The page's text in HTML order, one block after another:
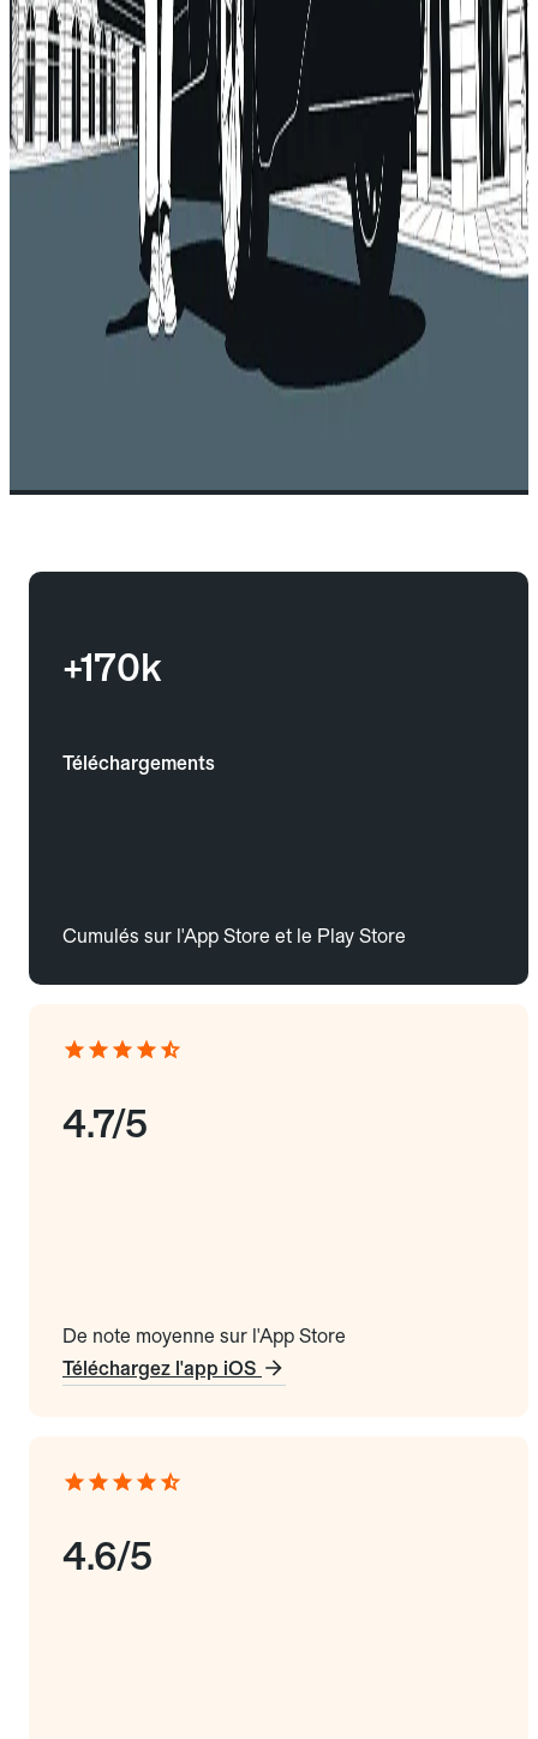
+170k
Téléchargements
Cumulés sur l'App Store et le Play Store
4.7/5
De note moyenne sur l'App Store
Téléchargez l'app iOS
4.6/5